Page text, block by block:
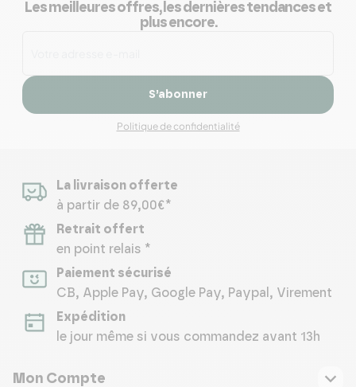
Les meilleures offres, les dernières tendances et
plus encore.
S’abonner
Politique de confidentialité
La livraison offerte
à partir de 89,00€*
Retrait offert
en point relais *
Paiement sécurisé
CB, Apple Pay, Google Pay, Paypal, Virement
Expédition
le jour même si vous commandez avant 13h
Mon Compte